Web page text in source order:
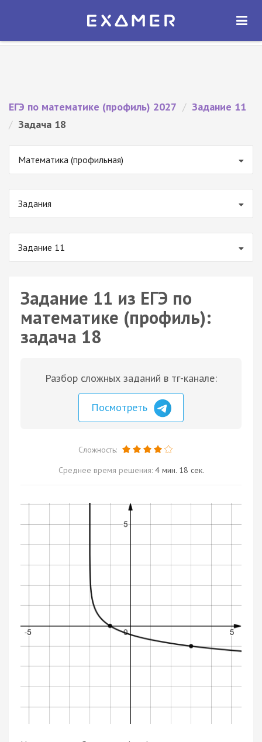
Экзамер — ЕГЭ 2027
ОТКРЫТЬ
ЕГЭ по математике (профиль) 2027 / Задание 11
/ Задача 18
Математика (профильная)
Задания
Задание 11
Задание 11 из ЕГЭ по
математике (профиль):
задача 18
Разбор сложных заданий в тг-канале:
Посмотреть
Сложность:
Среднее время решения: 4 мин. 18 сек.